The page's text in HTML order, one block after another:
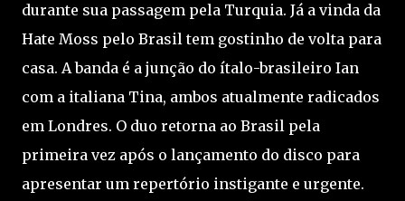
durante sua passagem pela Turquia. Já a vinda da
Hate Moss pelo Brasil tem gostinho de volta para
casa. A banda é a junção do ítalo-brasileiro Ian
com a italiana Tina, ambos atualmente radicados
em Londres. O duo retorna ao Brasil pela
primeira vez após o lançamento do disco para
apresentar um repertório instigante e urgente.